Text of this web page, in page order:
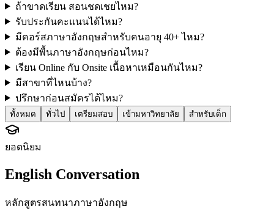
ถ้าขาดเรียน สอนชดเชยไหม?
รับประกันคะแนนได้ไหม?
มีคอร์สภาษาอังกฤษสำหรับคนอายุ 40+ ไหม?
ต้องมีพื้นภาษาอังกฤษก่อนไหม?
เรียน Online กับ Onsite เนื้อหาเหมือนกันไหม?
มีสาขาที่ไหนบ้าง?
ปรึกษาก่อนสมัครได้ไหม?
ทั้งหมด ทั่วไป เตรียมสอบ เข้ามหาวิทยาลัย สำหรับเด็ก
ยอดนิยม
English Conversation
หลักสูตรสนทนาภาษาอังกฤษ